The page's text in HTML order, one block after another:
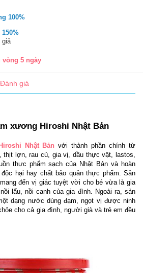
100%
giả
5 ngày
Đánh giá
xương Hiroshi Nhật Bản
Nhật Bản với thành phần chính từ
lợn, rau củ, gia vị, dầu thực vật, lastos,
thực phẩm sạch của Nhật Bản và hoàn
hại hay chất bảo quản thực phẩm. Sản
đến vị giác tuyệt vời cho bé vừa là gia
lẩu, nồi canh của gia đình. Ngoài ra, sản
dạng nước dùng đạm, ngọt vị được ninh
cho cả gia đình, người già và trẻ em đều